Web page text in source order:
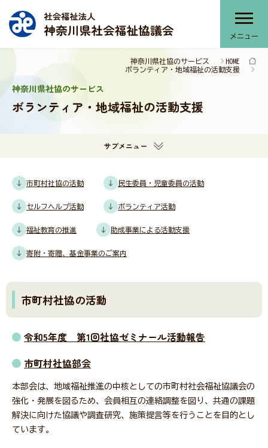
メニュー
HOME
神奈川県社協のサービス
ボランティア・地域福祉の活動支援
神奈川県社協のサービス
ボランティア・地域福祉の活動支援
サブメニュー
市町村社協の活動 民生委員・児童委員の活動
セルフヘルプ活動 ボランティア活動
福祉教育の推進 助成事業による活動支援
寄附・寄贈、基金事業のご案内
市町村社協の活動
令和5年度 第1回社協ゼミナール活動報告
市町村社協部会
本部会は、地域福祉推進の中核としての市町村社会福祉協議会の
強化・発展を図るため、会員相互の連絡調整を図り、共通の課題
解決に向けた協議や調査研究、施策提言等を行うことを目的とし
ています。
提言・本会活動推進計画
災害関連情報
ニュース